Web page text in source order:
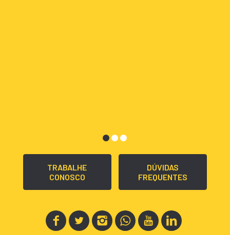
TRABALHE
CONOSCO
DÚVIDAS
FREQUENTES